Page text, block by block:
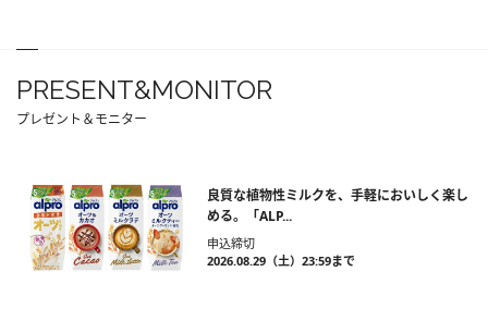
PRESENT&MONITOR
プレゼント＆モニター
良質な植物性ミルクを、手軽においしく楽し
める。「ALP...
申込締切
2026.08.29（土）23:59まで